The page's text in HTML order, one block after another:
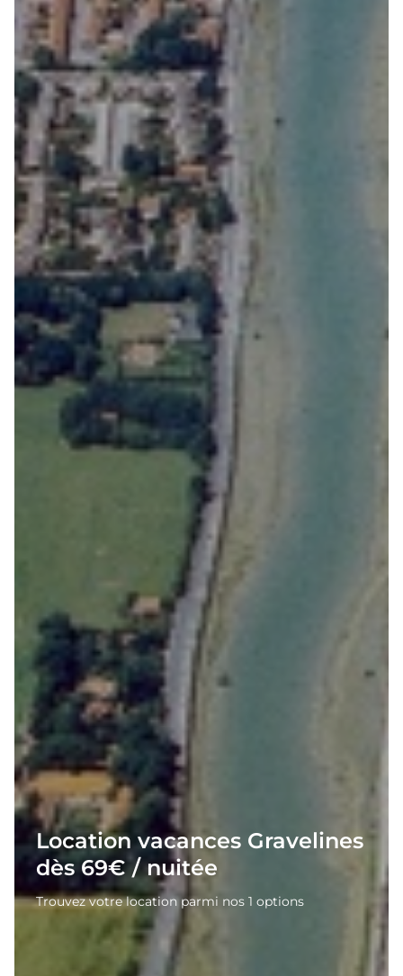
Location vacances Gravelines
dès 69€ / nuitée
Trouvez votre location parmi nos 1 options